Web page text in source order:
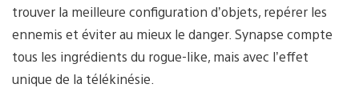
trouver la meilleure configuration d’objets, repérer les
ennemis et éviter au mieux le danger. Synapse compte
tous les ingrédients du rogue-like, mais avec l’effet
unique de la télékinésie.